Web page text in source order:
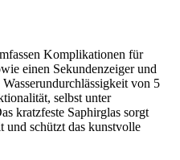
Komplikationen für
einen Sekundenzeiger und
von 5
selbst unter
kratzfeste Saphirglas sorgt
und schützt das kunstvolle